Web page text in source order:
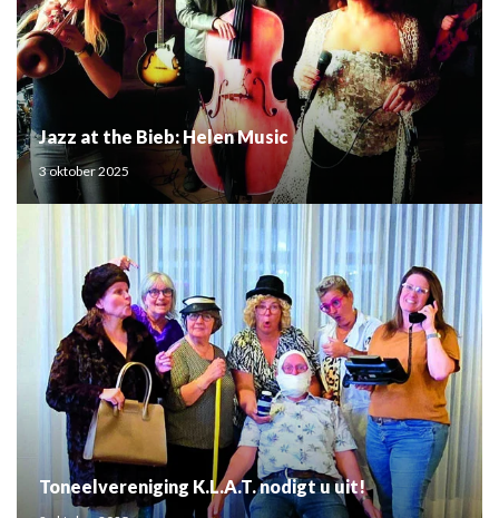
Jazz at the Bieb: Helen Music
3 oktober 2025
Toneelvereniging K.L.A.T. nodigt u uit!